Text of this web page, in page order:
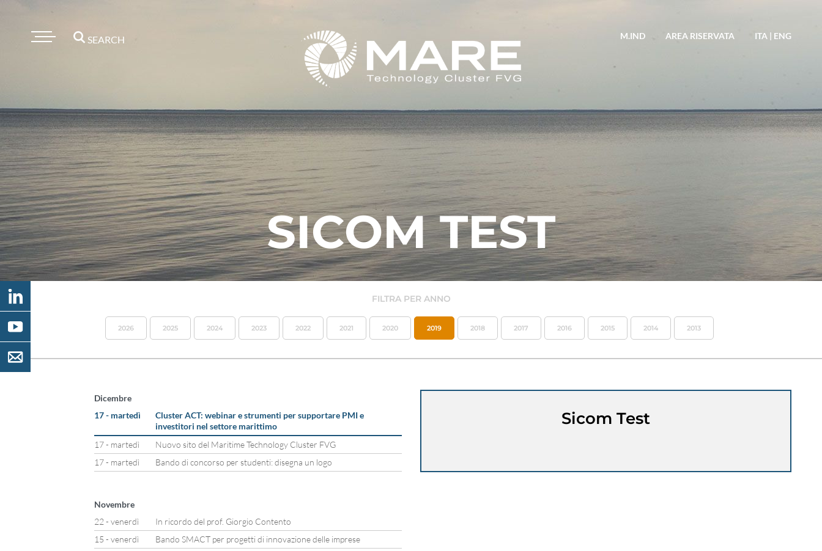
SEARCH M.IND AREA RISERVATA ITA | ENG
SICOM TEST
FILTRA PER ANNO
2026 2025 2024 2023 2022 2021 2020 2019 2018 2017 2016 2015 2014 2013
Dicembre
17 - martedì
Cluster ACT: webinar e strumenti per supportare PMI e
investitori nel settore marittimo
17 - martedì
Nuovo sito del Maritime Technology Cluster FVG
17 - martedì
Bando di concorso per studenti: disegna un logo
Novembre
22 - venerdì
In ricordo del prof. Giorgio Contento
15 - venerdì
Bando SMACT per progetti di innovazione delle imprese
Sicom Test